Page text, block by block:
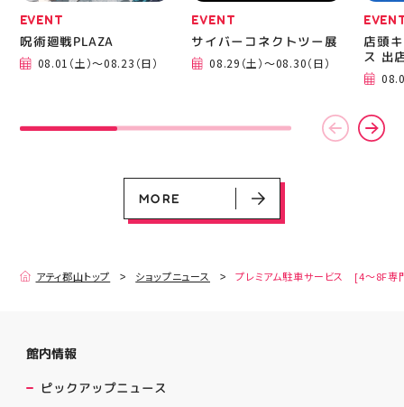
EVENT
呪術廻戦PLAZA
08.01（土）～08.23（日）
EVENT
サイバーコネクトツー展
08.29（土）～08.30（日）
店頭
ス 出
MORE
アティ郡山トップ ショップニュース プレミアム駐車サービス [4～8F専
館内情報
ピックアップニュース